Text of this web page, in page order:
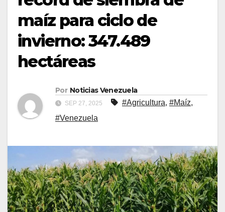
maíz para ciclo de
invierno: 347.489
hectáreas
Por Noticias Venezuela
SEP 27, 2025 #Agricultura, #Maíz,
#Venezuela